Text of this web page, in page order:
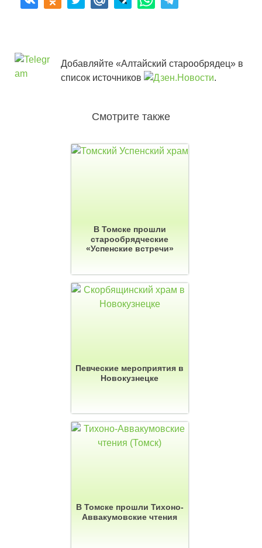
Добавляйте «Алтайский старообрядец» в
список источников
.
Смотрите также
В Томске прошли
старообрядческие
«Успенские встречи»
Певческие мероприятия в
Новокузнецке
В Томске прошли Тихоно-
Аввакумовские чтения